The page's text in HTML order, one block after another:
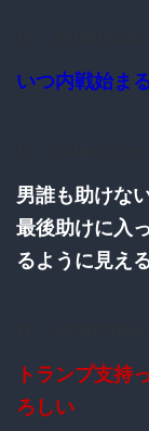
いつ内戦始ま
男誰も助けな
最後助けに入
るように見え
トランプ支持
ろしい